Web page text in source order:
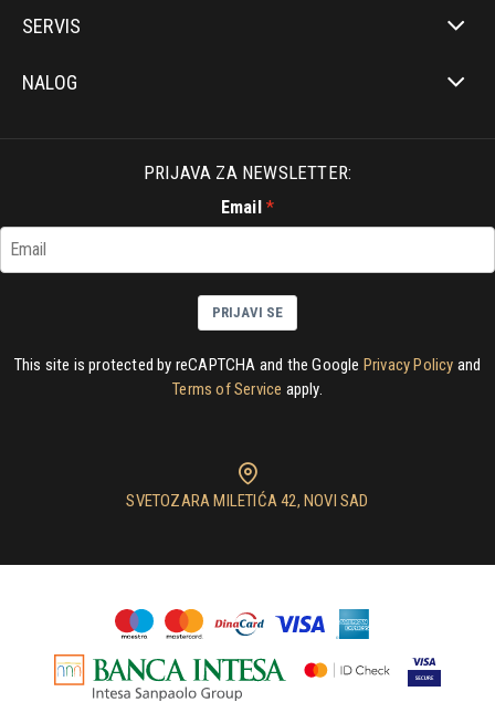
SERVIS
NALOG
PRIJAVA ZA NEWSLETTER:
Email
PRIJAVI SE
This site is protected by reCAPTCHA and the Google Privacy Policy and
Terms of Service apply.
SVETOZARA MILETIĆA 42, NOVI SAD